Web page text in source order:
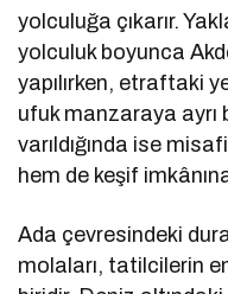
yolculuğa çıkarır.
yolculuk boyunca
yapılırken, etraftaki
ufuk manzaraya ayrı
varıldığında ise
hem de keşif
Ada çevresindeki
molaları, tatilcilerin